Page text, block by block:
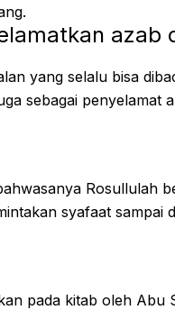
azab
yang selalu bisa
sebagai penyelamat
Rosullulah
syafaat sampai
pada kitab oleh Abu